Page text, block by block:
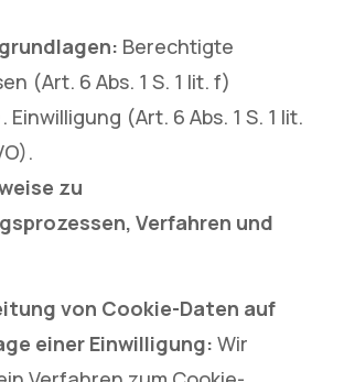
Berechtigte
(Art. 6 Abs. 1 S. 1 lit. f)
Einwilligung (Art. 6 Abs. 1 S. 1 lit.
zu
Verfahren und
von Cookie-Daten auf
einer Einwilligung: Wir